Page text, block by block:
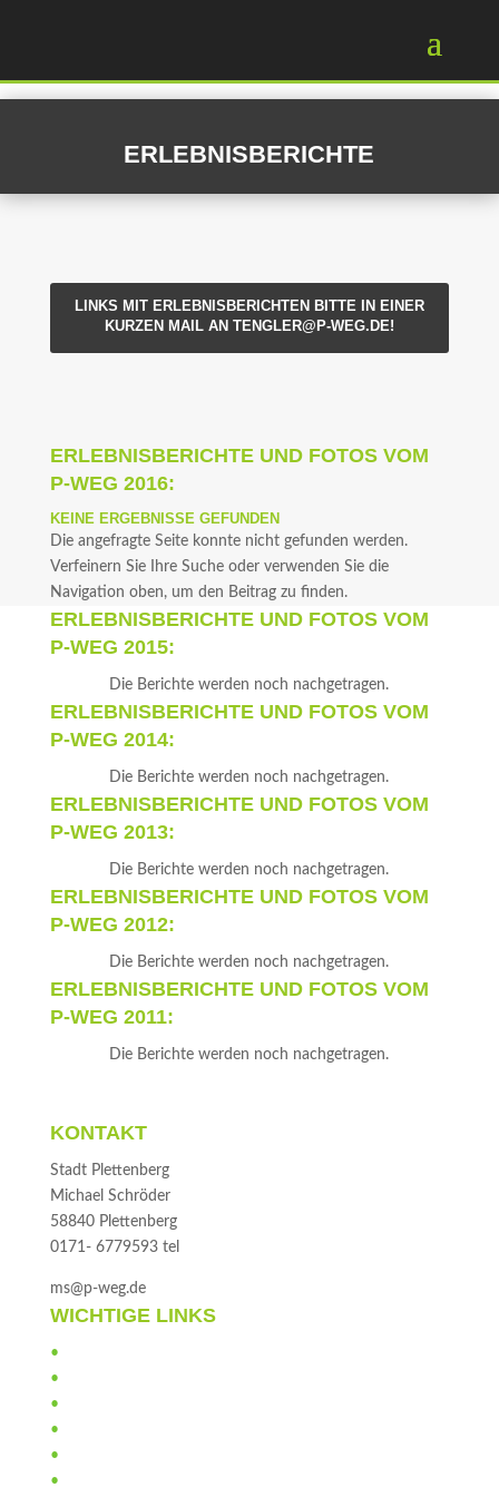
ERLEBNISBERICHTE
LINKS MIT ERLEBNISBERICHTEN BITTE IN EINER
KURZEN MAIL AN TENGLER@P-WEG.DE!
ERLEBNISBERICHTE UND FOTOS VOM
P-WEG 2016:
KEINE ERGEBNISSE GEFUNDEN
Die angefragte Seite konnte nicht gefunden werden.
Verfeinern Sie Ihre Suche oder verwenden Sie die
Navigation oben, um den Beitrag zu finden.
ERLEBNISBERICHTE UND FOTOS VOM
P-WEG 2015:
Die Berichte werden noch nachgetragen.
ERLEBNISBERICHTE UND FOTOS VOM
P-WEG 2014:
Die Berichte werden noch nachgetragen.
ERLEBNISBERICHTE UND FOTOS VOM
P-WEG 2013:
Die Berichte werden noch nachgetragen.
ERLEBNISBERICHTE UND FOTOS VOM
P-WEG 2012:
Die Berichte werden noch nachgetragen.
ERLEBNISBERICHTE UND FOTOS VOM
P-WEG 2011:
Die Berichte werden noch nachgetragen.
KONTAKT
Stadt Plettenberg
Michael Schröder
58840 Plettenberg
0171- 6779593 tel
ms@p-weg.de
WICHTIGE LINKS
•
•
•
•
•
•